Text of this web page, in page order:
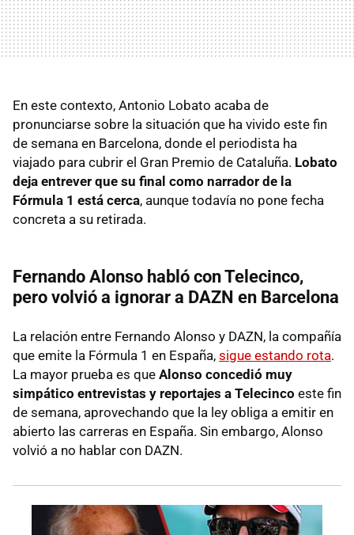
En este contexto, Antonio Lobato acaba de
pronunciarse sobre la situación que ha vivido este fin
de semana en Barcelona, donde el periodista ha
viajado para cubrir el Gran Premio de Cataluña. Lobato
deja entrever que su final como narrador de la
Fórmula 1 está cerca, aunque todavía no pone fecha
concreta a su retirada.
Fernando Alonso habló con Telecinco,
pero volvió a ignorar a DAZN en Barcelona
La relación entre Fernando Alonso y DAZN, la compañía
que emite la Fórmula 1 en España, sigue estando rota.
La mayor prueba es que Alonso concedió muy
simpático entrevistas y reportajes a Telecinco este fin
de semana, aprovechando que la ley obliga a emitir en
abierto las carreras en España. Sin embargo, Alonso
volvió a no hablar con DAZN.